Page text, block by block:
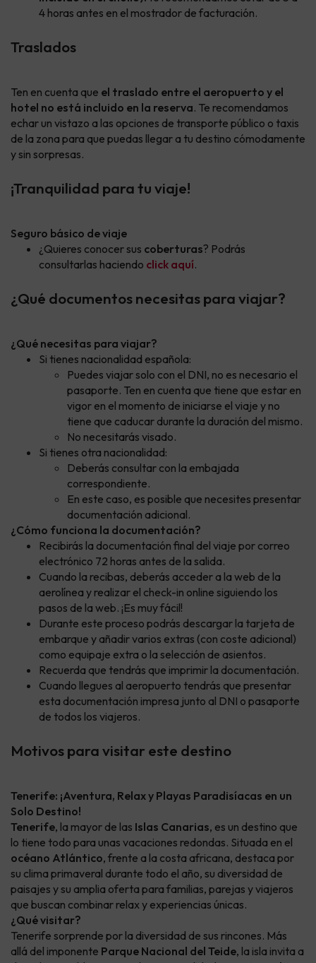
4 horas antes en el mostrador de facturación.
Traslados
Ten en cuenta que el traslado entre el aeropuerto y el
hotel no está incluido en la reserva. Te recomendamos
echar un vistazo a las opciones de transporte público o taxis
de la zona para que puedas llegar a tu destino cómodamente
y sin sorpresas.
¡Tranquilidad para tu viaje!
Seguro básico de viaje
¿Quieres conocer sus coberturas? Podrás
consultarlas haciendo click aquí.
¿Qué documentos necesitas para viajar?
¿Qué necesitas para viajar?
Si tienes nacionalidad española:
Puedes viajar solo con el DNI, no es necesario el
pasaporte. Ten en cuenta que tiene que estar en
vigor en el momento de iniciarse el viaje y no
tiene que caducar durante la duración del mismo.
No necesitarás visado.
Si tienes otra nacionalidad:
Deberás consultar con la embajada
correspondiente.
En este caso, es posible que necesites presentar
documentación adicional.
¿Cómo funciona la documentación?
Recibirás la documentación final del viaje por correo
electrónico 72 horas antes de la salida.
Cuando la recibas, deberás acceder a la web de la
aerolínea y realizar el check-in online siguiendo los
pasos de la web. ¡Es muy fácil!
Durante este proceso podrás descargar la tarjeta de
embarque y añadir varios extras (con coste adicional)
como equipaje extra o la selección de asientos.
Recuerda que tendrás que imprimir la documentación.
Cuando llegues al aeropuerto tendrás que presentar
esta documentación impresa junto al DNI o pasaporte
de todos los viajeros.
Motivos para visitar este destino
Tenerife: ¡Aventura, Relax y Playas Paradisíacas en un
Solo Destino!
Tenerife, la mayor de las Islas Canarias, es un destino que
lo tiene todo para unas vacaciones redondas. Situada en el
océano Atlántico, frente a la costa africana, destaca por
su clima primaveral durante todo el año, su diversidad de
paisajes y su amplia oferta para familias, parejas y viajeros
que buscan combinar relax y experiencias únicas.
¿Qué visitar?
Tenerife sorprende por la diversidad de sus rincones. Más
allá del imponente Parque Nacional del Teide, la isla invita a